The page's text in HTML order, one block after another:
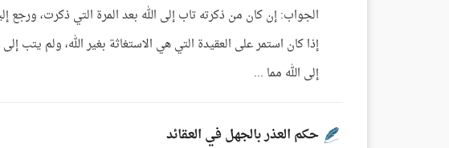
الجواب: إن كان من ذكرته تاب إلى الله بعد المرة التي ذكرت،
إذا كان استمر على العقيدة التي هي الاستغاثة بغير الله، ولم
إلى الله مما ...
حكم العذر بالجهل في العقائد